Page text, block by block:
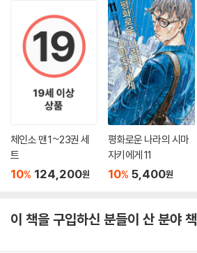
체인소 맨 1~23권 세
트
10% 124,200원
평화로운 나라의 시마
자키에게 11
10% 5,400원
이 책을 구입하신 분들이 산 분야 책